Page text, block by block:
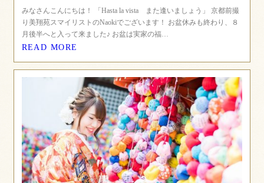
みなさんこんにちは！ 「Hasta la vista また逢いましょう」 京都前撮
り美翔苑スマイリストのNaokiでございます！ お盆休みも終わり、８
月後半へと入って来ました♪ お盆は実家の福…
READ MORE